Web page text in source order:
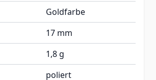
Goldfarbe
17 mm
1,8 g
poliert